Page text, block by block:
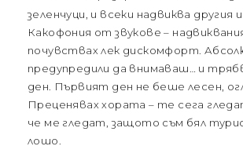
зеленчуци, и всеки надвиква
Какофония от звукове –
почувствах лек дискомфорт.
предупредили да внимаваш… и
ден. Първият ден не беше лесен,
Преценявах хората – те сега
че ме гледат, защото съм бял
лошо.